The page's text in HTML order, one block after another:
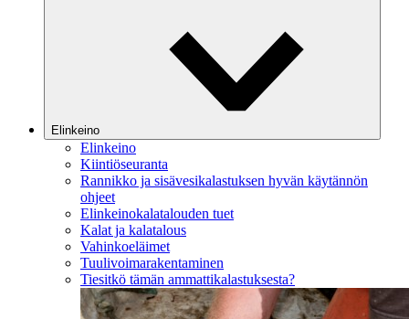
Elinkeino
Elinkeino
Kiintiöseuranta
Rannikko ja sisävesikalastuksen hyvän käytännön
ohjeet
Elinkeinokalatalouden tuet
Kalat ja kalatalous
Vahinkoeläimet
Tuulivoimarakentaminen
Tiesitkö tämän ammattikalastuksesta?